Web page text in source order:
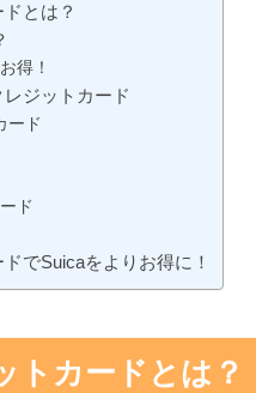
とは？
得！
ジットカード
ード
ド
でSuicaをよりお得に！
トカードとは？